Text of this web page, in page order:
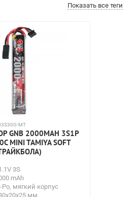
Аккумуляторы для вертолетов
страйкбола
Gens Ace
Orion
Показать все теги
MT
GNB 2000MAH 3S1P
MINI TAMIYA SOFT
3S
mAh
Po, мягкий корпус
мм.